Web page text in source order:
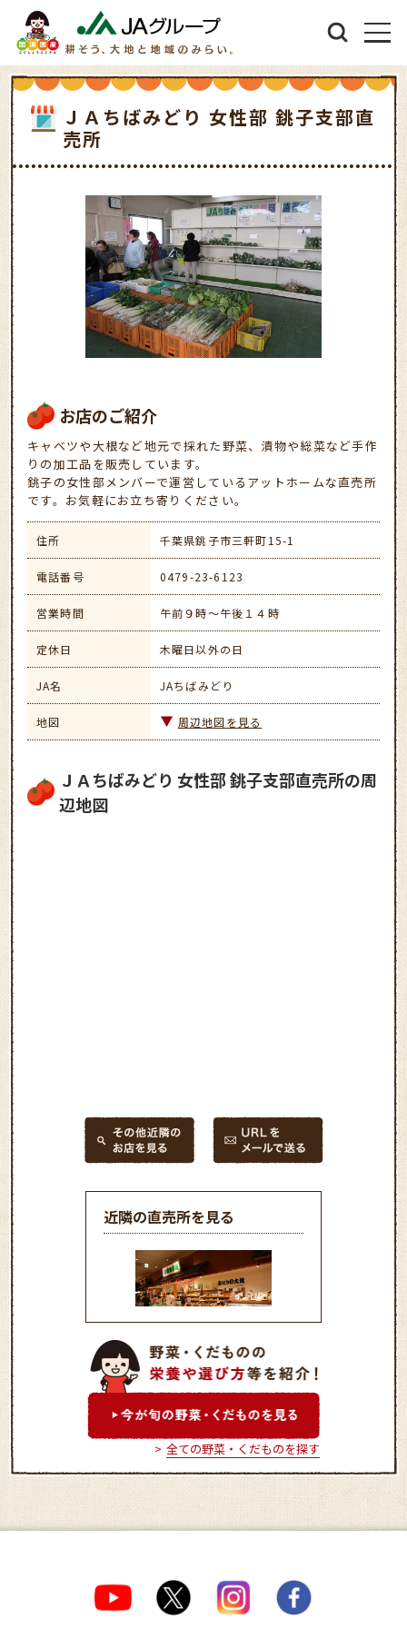
ＪＡちばみどり 女性部 銚子支部直
売所
お店のご紹介
キャベツや大根など地元で採れた野菜、漬物や総菜など手作
りの加工品を販売しています。
銚子の女性部メンバーで運営しているアットホームな直売所
です。お気軽にお立ち寄りください。
住所 千葉県銚子市三軒町15-1
電話番号 0479-23-6123
営業時間 午前９時～午後１４時
定休日 木曜日以外の日
JA名 JAちばみどり
地図 周辺地図を見る
ＪＡちばみどり 女性部 銚子支部直売所の周
辺地図
近隣の直売所を見る
全ての野菜・くだものを探す